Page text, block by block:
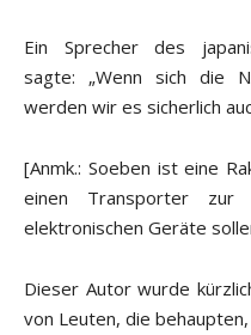
Ein Sprecher des
sagte: „Wenn sich die
werden wir es sicherlich
[Anmk.: Soeben ist eine
einen Transporter zur
elektronischen Geräte
Dieser Autor wurde
von Leuten, die